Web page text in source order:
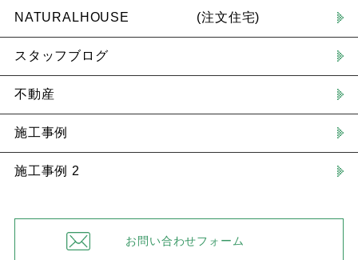
NATURALHOUSE (注文住宅)
スタッフブログ
不動産
施工事例
施工事例 2
お問い合わせフォーム